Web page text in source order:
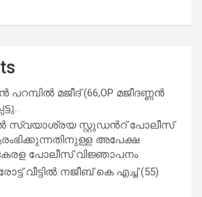
പറമ്പിൽ മജീദ് (66,OP മജീദണ്ണൻ
സ്വയാശ്രയ സ്റ്റുഡന്‍റ് പോലീസ്
അപേക്ഷ
പോലീസ് വിജ്ഞാപനം
വീട്ടിൽ നജീബ് കെ എച്ച് (55)